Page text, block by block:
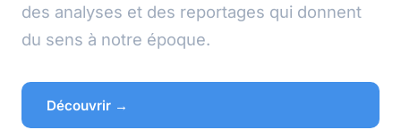
des analyses et des reportages qui donnent
du sens à notre époque.
Découvrir →